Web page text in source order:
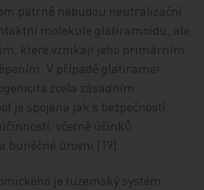
patrně nebudou neutralizační
molekule glatiramoidu, ale
které vznikají jeho primárním
V případě glatiramer
zcela zásadním
je spojena jak s bezpečností
včetně účinků
buněčné úrovni [19].
je tuzemský systém